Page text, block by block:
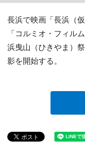
長浜で映画「長浜（
「コルミオ・フィル
浜曳山（ひきやま）
影を開始する。